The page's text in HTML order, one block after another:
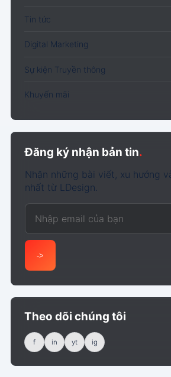
Tin tức
Digital Marketing
Sự kiện Truyền thông
Khuyến mãi
Đăng ký nhận bản tin.
Nhận những bài viết, xu hướng
nhất từ LDesign.
Email của bạn
->
Theo dõi chúng tôi
f in yt ig